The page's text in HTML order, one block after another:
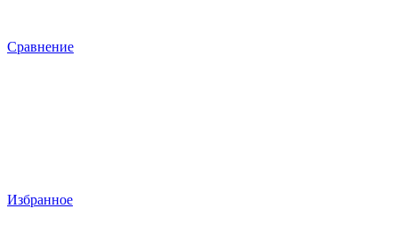
Сравнение
Избранное